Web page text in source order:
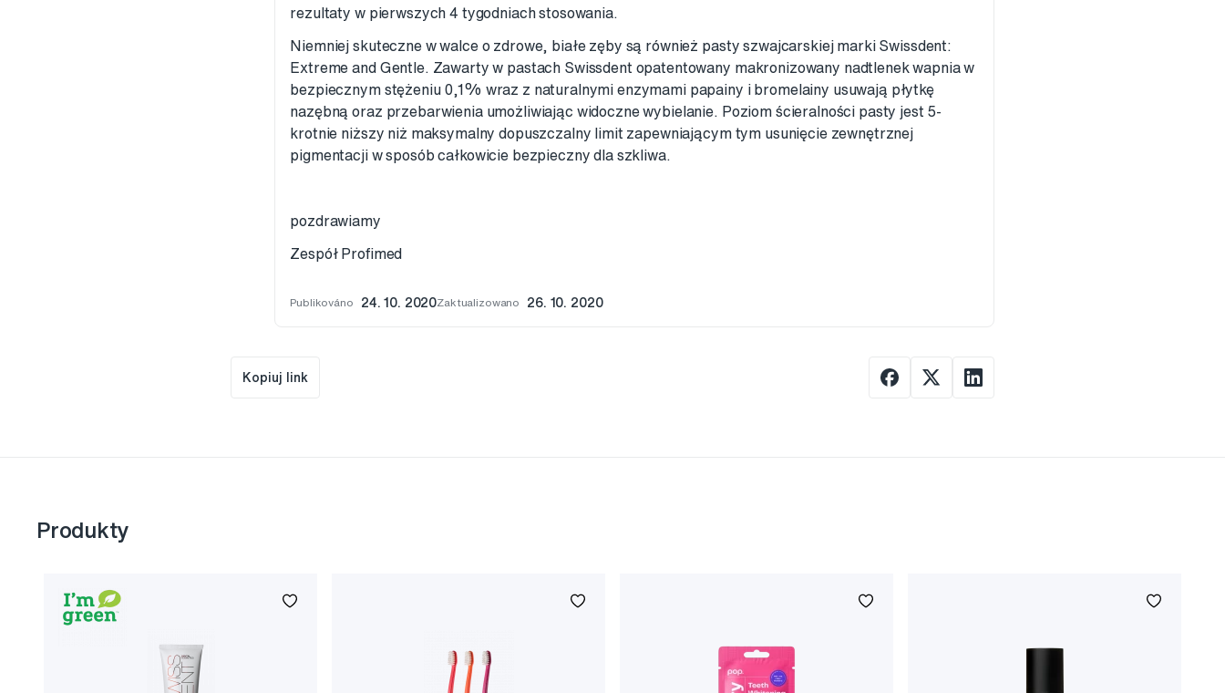
rezultaty w pierwszych 4 tygodniach stosowania.
Niemniej skuteczne w walce o zdrowe, białe zęby są również pasty szwajcarskiej marki Swissdent:
Extreme and Gentle. Zawarty w pastach Swissdent opatentowany makronizowany nadtlenek wapnia w
bezpiecznym stężeniu 0,1% wraz z naturalnymi enzymami papainy i bromelainy usuwają płytkę
nazębną oraz przebarwienia umożliwiając widoczne wybielanie. Poziom ścieralności pasty jest 5-
krotnie niższy niż maksymalny dopuszczalny limit zapewniającym tym usunięcie zewnętrznej
pigmentacji w sposób całkowicie bezpieczny dla szkliwa.
pozdrawiamy
Zespół Profimed
Publikováno 24. 10. 2020Zaktualizowano 26. 10. 2020
Kopiuj link
Produkty